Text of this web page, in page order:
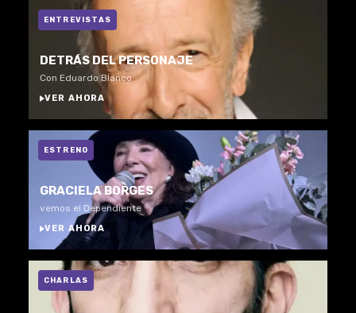
ENTREVISTAS
DETRÁS DEL PERSONAJE
Con Eduardo Blanco
VER AHORA
ESTRENO
GRACIELA BORGES
vemos el Dependiente
VER AHORA
CHARLAS